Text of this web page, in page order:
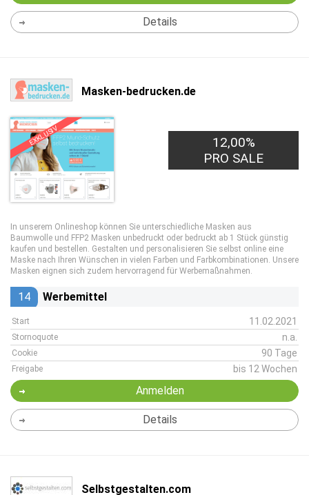
Details
Masken-bedrucken.de
EXKLUSIV
12,00%
PRO SALE
In unserem Onlineshop können Sie unterschiedliche Masken aus
Baumwolle und FFP2 Masken unbedruckt oder bedruckt ab 1 Stück günstig
kaufen und bestellen. Gestalten und personalisieren Sie selbst online eine
Maske nach Ihren Wünschen in vielen Farben und Farbkombinationen. Unsere
Masken eignen sich zudem hervorragend für Werbemaßnahmen.
14 Werbemittel
Start 11.02.2021
Stornoquote n.a.
Cookie 90 Tage
Freigabe bis 12 Wochen
Anmelden
Details
Selbstgestalten.com